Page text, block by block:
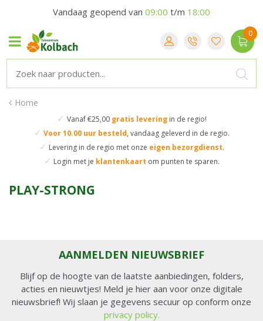
Home
✓ Vanaf €25,00 gratis leveringin de regio!
✓ Voor 10.00 uur besteld, vandaag geleverd in de regio.
✓ Levering in de regio met onze eigen bezorgdienst.
✓ Login met je klantenkaart om punten te sparen.
Vandaag geopend van 09:00 t/m 18:00
PLAY-STRONG
AANMELDEN NIEUWSBRIEF
Blijf op de hoogte van de laatste aanbiedingen, folders,
acties en nieuwtjes! Meld je hier aan voor onze digitale
nieuwsbrief! Wij slaan je gegevens secuur op conform onze
privacy policy.